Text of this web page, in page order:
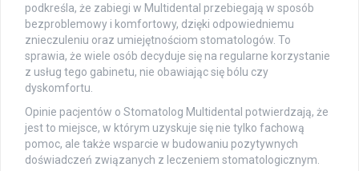
podkreśla, że zabiegi w Multidental przebiegają w sposób
bezproblemowy i komfortowy, dzięki odpowiedniemu
znieczuleniu oraz umiejętnościom stomatologów. To
sprawia, że wiele osób decyduje się na regularne korzystanie
z usług tego gabinetu, nie obawiając się bólu czy
dyskomfortu.
Opinie pacjentów o Stomatolog Multidental potwierdzają, że
jest to miejsce, w którym uzyskuje się nie tylko fachową
pomoc, ale także wsparcie w budowaniu pozytywnych
doświadczeń związanych z leczeniem stomatologicznym.